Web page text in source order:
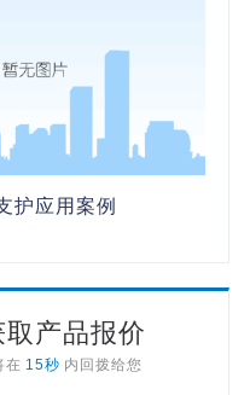
护应用案例
产品报价
在 15秒 内回拨给您